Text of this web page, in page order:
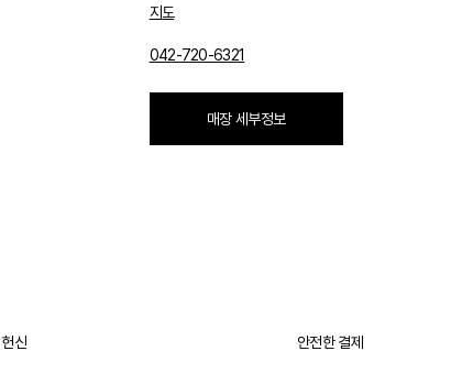
지도
042-720-6321
매장 세부정보
헌신 안전한 결제